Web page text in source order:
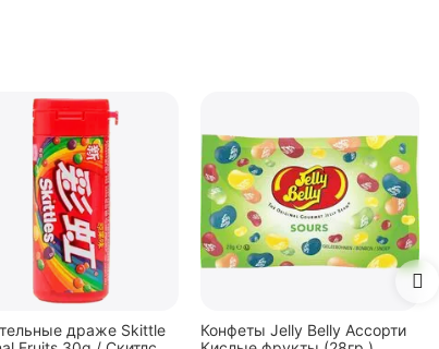
драже Skittle
Конфеты Jelly Belly Ассорти